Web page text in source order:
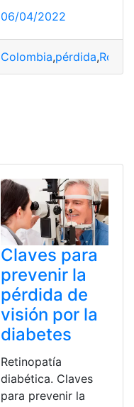
06/04/2022
Colombia,pérdida,Robo
Claves para
prevenir la
pérdida de
visión por la
diabetes
Retinopatía
diabética. Claves
para prevenir la